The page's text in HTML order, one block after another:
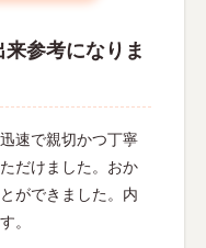
参考になりま
速で親切かつ丁寧
だけました。おか
ができました。内
。